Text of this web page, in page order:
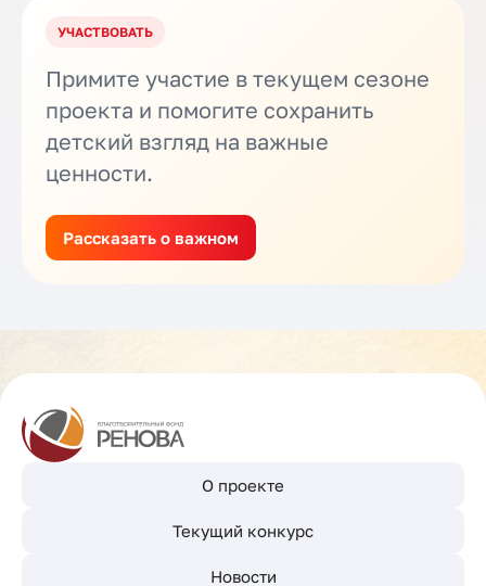
УЧАСТВОВАТЬ
Примите участие в текущем сезоне
проекта и помогите сохранить
детский взгляд на важные
ценности.
Рассказать о важном
О проекте
Текущий конкурс
Новости